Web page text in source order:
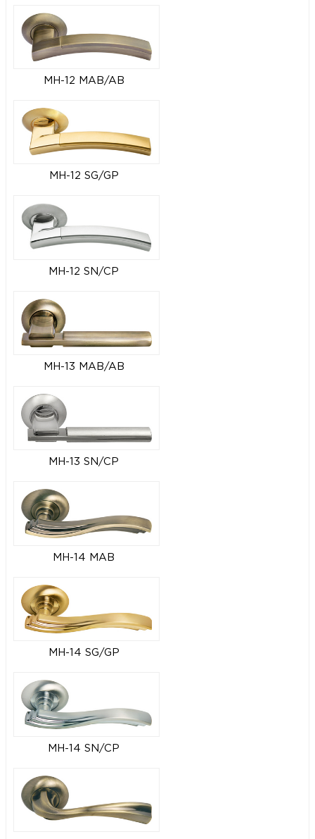
MH-12 MAB/AB
MH-12 SG/GP
MH-12 SN/CP
MH-13 MAB/AB
MH-13 SN/CP
MH-14 MAB
MH-14 SG/GP
MH-14 SN/CP